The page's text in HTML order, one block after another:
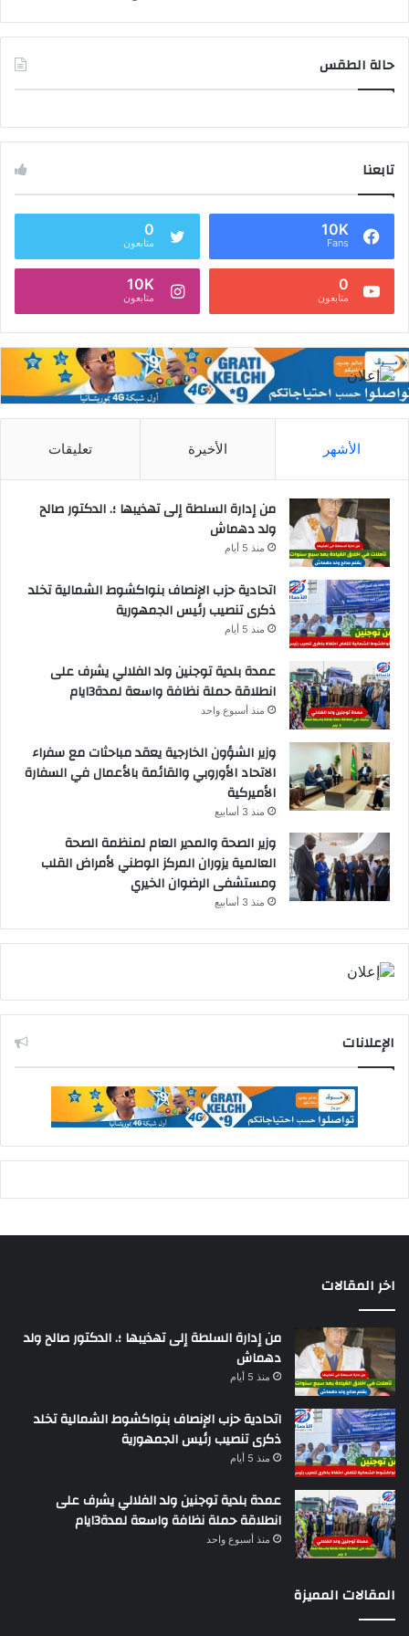
حالة الطقس
تابعنا
10K
Fans
0
متابعون
0
متابعون
10K
متابعون
الأشهر الأخيرة تعليقات
من إدارة السلطة إلى تهذيبها ؛. الدكتور صالح
ولد دهماش
منذ 5 أيام
اتحادية حزب الإنصاف بنواكشوط الشمالية تخلد
ذكرى تنصيب رئيس الجمهورية
منذ 5 أيام
عمدة بلدية توجنين ولد الفلالي يشرف على
انطلاقة حملة نظافة واسعة لمدة3ايام
منذ أسبوع واحد
وزير الشؤون الخارجية يعقد مباحثات مع سفراء
الاتحاد الأوروبي والقائمة بالأعمال في السفارة
الأميركية
منذ 3 أسابيع
وزير الصحة والمدير العام لمنظمة الصحة
العالمية يزوران المركز الوطني لأمراض القلب
ومستشفى الرضوان الخيري
منذ 3 أسابيع
الإعلانات
اخر المقالات
من إدارة السلطة إلى تهذيبها ؛. الدكتور صالح ولد
دهماش
منذ 5 أيام
اتحادية حزب الإنصاف بنواكشوط الشمالية تخلد
ذكرى تنصيب رئيس الجمهورية
منذ 5 أيام
عمدة بلدية توجنين ولد الفلالي يشرف على
انطلاقة حملة نظافة واسعة لمدة3ايام
منذ أسبوع واحد
المقالات المميزة